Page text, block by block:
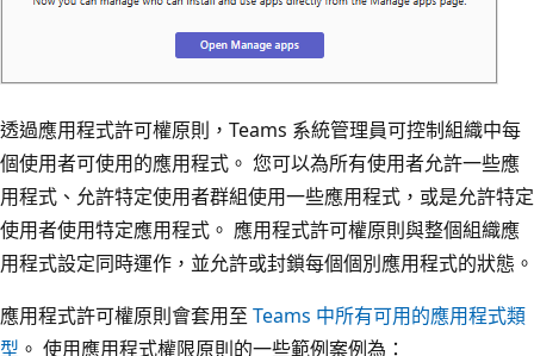
透過應用程式許可權原則，Teams 系統管理員可控制組織中每
個使用者可使用的應用程式。 您可以為所有使用者允許一些應
用程式、允許特定使用者群組使用一些應用程式，或是允許特定
使用者使用特定應用程式。 應用程式許可權原則與整個組織應
用程式設定同時運作，並允許或封鎖每個個別應用程式的狀態。
應用程式許可權原則會套用至 Teams 中所有可用的應用程式類
型 。 使用應用程式權限原則的一些範例案例為：